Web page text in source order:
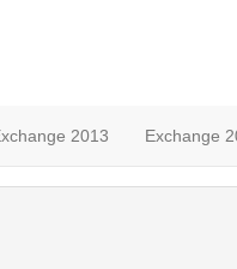
2013 Exchange